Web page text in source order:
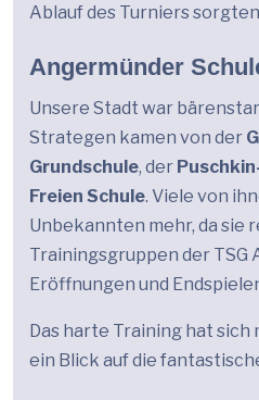
Ablauf des Turniers
Angermünder
Unsere Stadt war
Strategen kamen von der
Grundschule, der
Freien Schule. Viele von
Unbekannten mehr, da sie
Trainingsgruppen der TSG
Eröffnungen und
Das harte Training hat sich
ein Blick auf die